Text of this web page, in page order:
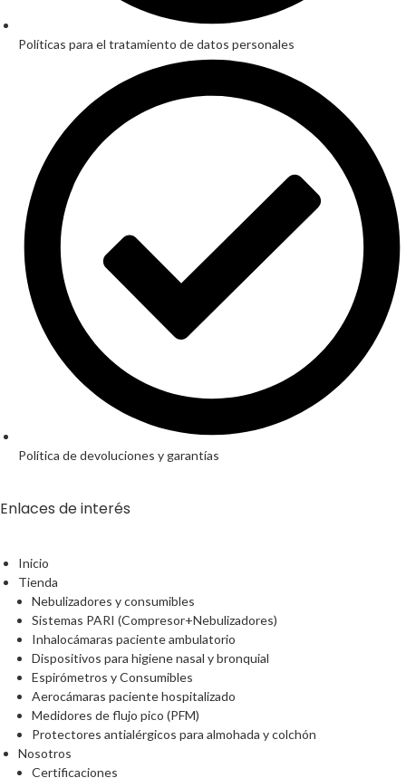
Políticas para el tratamiento de datos personales
Política de devoluciones y garantías
Enlaces de interés
Inicio
Tienda
Nebulizadores y consumibles
Sistemas PARI (Compresor+Nebulizadores)
Inhalocámaras paciente ambulatorio
Dispositivos para higiene nasal y bronquial
Espirómetros y Consumibles
Aerocámaras paciente hospitalizado
Medidores de flujo pico (PFM)
Protectores antialérgicos para almohada y colchón
Nosotros
Certificaciones